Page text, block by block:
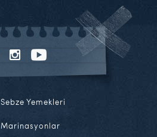
Sebze Yemekleri
Marinasyonlar